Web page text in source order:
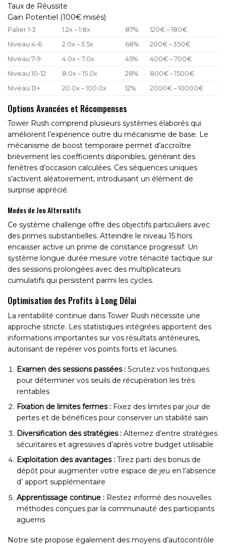
Taux de Réussite
Gain Potentiel (100€ misés)
Palier 1-3 1.2x – 1.8x 87%
120€ – 180€
Niveau 4-6
2.0x – 3.5x 68%
200€ – 350€
Niveau 7-9
4.0x – 7.0x 45%
400€ – 700€
Niveau 10-12
8.0x – 15.0x 28%
800€ – 1500€
Niveau 13+
20.0x – 100.0x 12% 2000€ – 10000€
Options Avancées et Récompenses
Tower Rush comprend plusieurs systèmes élaborés qui
améliorent l’expérience outre du mécanisme de base. Le
mécanisme de boost temporaire permet d’accroître
brièvement les coefficients disponibles, générant des
fenêtres d’occasion calculées. Ces séquences uniques
s’activent aléatoirement, introduisant un élément de
surprise apprécié.
Modes de Jeu Alternatifs
Ce système challenge offre des objectifs particuliers avec
des primes substantielles. Atteindre le niveau 15 hors
encaisser active un prime de constance progressif. Un
système longue durée mesure votre ténacité tactique sur
des sessions prolongées avec des multiplicateurs
cumulatifs qui persistent parmi les cycles.
Optimisation des Profits à Long Délai
La rentabilité continue dans Tower Rush nécessite une
approche stricte. Les statistiques intégrées apportent des
informations importantes sur vos résultats antérieures,
autorisant de repérer vos points forts et lacunes.
Examen des sessions passées : Scrutez vos historiques
pour déterminer vos seuils de récupération les très
rentables
Fixation de limites fermes : Fixez des limites par jour de
pertes et de bénéfices pour conserver un stabilité sain
Diversification des stratégies : Alternez d’entre stratégies
sécuritaires et agressives d’après votre budget utilisable
Exploitation des avantages : Tirez parti des bonus de
dépôt pour augmenter votre espace de jeu en l’absence
d’ apport supplémentaire
Apprentissage continue : Restez informé des nouvelles
méthodes conçues par la communauté des participants
aguerris
Notre site propose également des moyens d’autocontrôle